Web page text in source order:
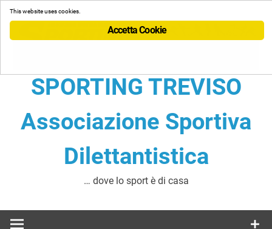
Skip
content
SPORTING TREVISO
Associazione Sportiva
Dilettantistica
… dove lo sport è di casa
This website uses cookies.
Accetta Cookie